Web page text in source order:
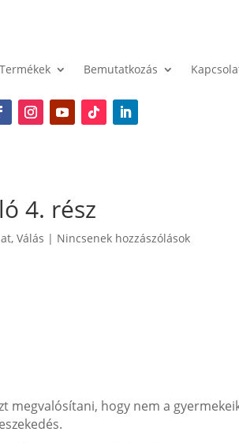
Termékek Bemutatkozás
4. rész
,Válás | Nincsenek hozzászólások
megvalósítani, hogy nem a